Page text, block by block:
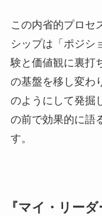
この内省的プロセ
シップは「ポジシ
験と価値観に裏打
の基盤を移し変わ
のようにして発掘
の前で効果的に語
す。
『マイ・リー